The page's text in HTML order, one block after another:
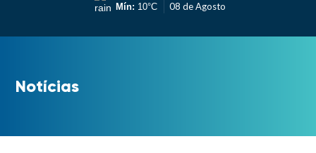
Mín: 10°C
08 de Agosto
Notícias